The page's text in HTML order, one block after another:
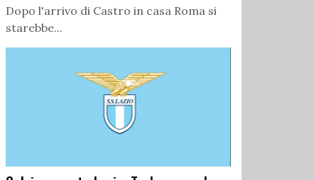
Dopo l'arrivo di Castro in casa Roma si
starebbe...